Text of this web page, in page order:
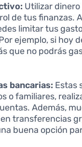
Utilizar
de tus finanzas.
limitar tus
ejemplo, si hoy
que no podrás
bancarias: Estas
o familiares,
Además,
transferencias
buena opción